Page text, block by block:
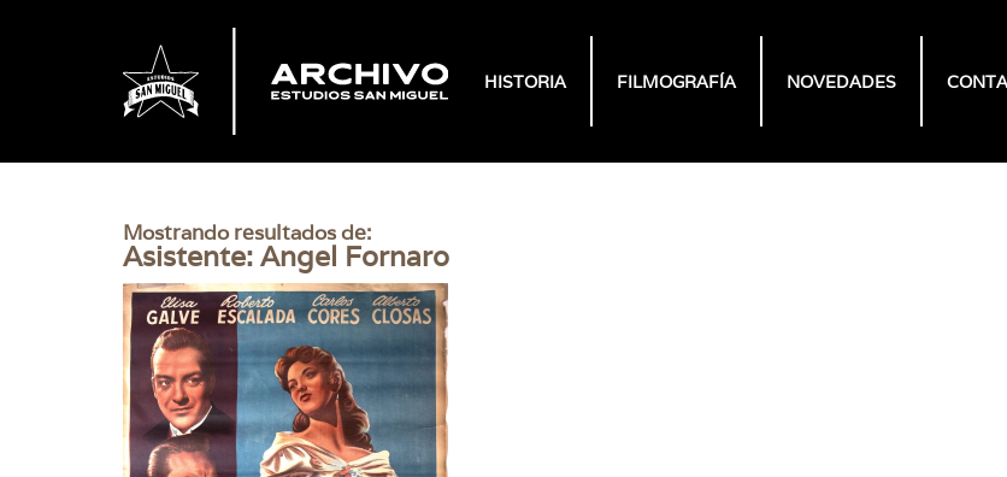
HISTORIA FILMOGRAFÍA NOVEDADES
Mostrando resultados de:
Asistente: Angel Fornaro